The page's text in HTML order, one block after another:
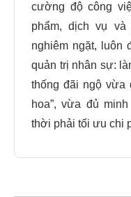
cường độ công
phẩm, dịch vụ
nghiêm ngặt, luôn
quản trị nhân sự:
thống đãi ngộ vừa
hoa”, vừa đủ
thời phải tối ưu chi